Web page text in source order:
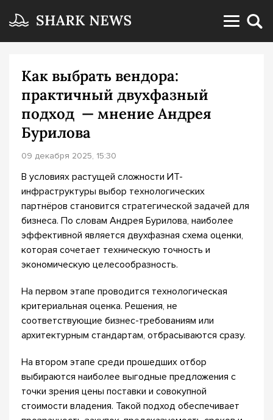
Как выбрать вендора:
практичный двухфазный
подход — мнение Андрея
Бурилова
09 декабря 2025, 15:30
В условиях растущей сложности ИТ-
инфраструктуры выбор технологических
партнёров становится стратегической задачей для
бизнеса. По словам Андрея Бурилова, наиболее
эффективной является двухфазная схема оценки,
которая сочетает техническую точность и
экономическую целесообразность.
На первом этапе проводится технологическая
критериальная оценка. Решения, не
соответствующие бизнес-требованиям или
архитектурным стандартам, отбрасываются сразу.
На втором этапе среди прошедших отбор
выбираются наиболее выгодные предложения с
точки зрения цены поставки и совокупной
стоимости владения. Такой подход обеспечивает